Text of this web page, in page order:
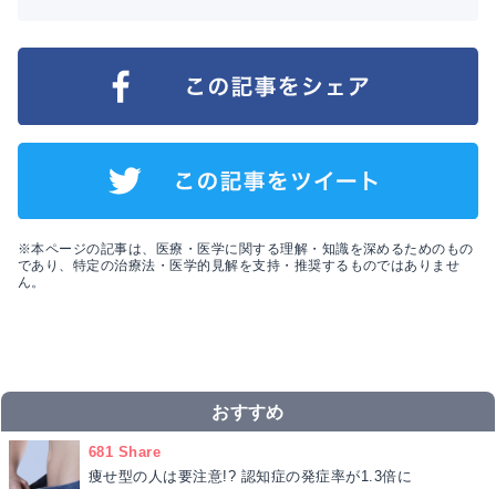
※本ページの記事は、医療・医学に関する理解・知識を深めるためのもの
であり、特定の治療法・医学的見解を支持・推奨するものではありませ
ん。
おすすめ
681 Share
痩せ型の人は要注意!? 認知症の発症率が1.3倍に